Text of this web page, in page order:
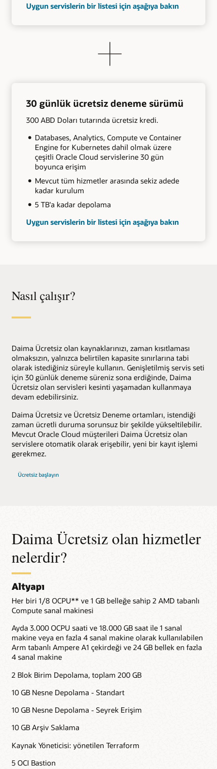
Uygun servislerin bir listesi için aşağıya bakın
30 günlük ücretsiz deneme sürümü
300 ABD Doları tutarında ücretsiz kredi.
Databases, Analytics, Compute ve Container
Engine for Kubernetes dahil olmak üzere
çeşitli Oracle Cloud servislerine 30 gün
boyunca erişim
Mevcut tüm hizmetler arasında sekiz adede
kadar kurulum
5 TB'a kadar depolama
Uygun servislerin bir listesi için aşağıya bakın
Nasıl çalışır?
Daima Ücretsiz olan kaynaklarınızı, zaman kısıtlaması
olmaksızın, yalnızca belirtilen kapasite sınırlarına tabi
olarak istediğiniz süreyle kullanın. Genişletilmiş servis seti
için 30 günlük deneme süreniz sona erdiğinde, Daima
Ücretsiz olan servisleri kesinti yaşamadan kullanmaya
devam edebilirsiniz.
Daima Ücretsiz ve Ücretsiz Deneme ortamları, istendiği
zaman ücretli duruma sorunsuz bir şekilde yükseltilebilir.
Mevcut Oracle Cloud müşterileri Daima Ücretsiz olan
servislere otomatik olarak erişebilir, yeni bir kayıt işlemi
gerekmez.
Ücretsiz başlayın
Daima Ücretsiz olan hizmetler
nelerdir?
Altyapı
Her biri 1/8 OCPU** ve 1 GB belleğe sahip 2 AMD tabanlı
Compute sanal makinesi
Ayda 3.000 OCPU saati ve 18.000 GB saat ile 1 sanal
makine veya en fazla 4 sanal makine olarak kullanılabilen
Arm tabanlı Ampere A1 çekirdeği ve 24 GB bellek en fazla
4 sanal makine
2 Blok Birim Depolama, toplam 200 GB
10 GB Nesne Depolama - Standart
10 GB Nesne Depolama - Seyrek Erişim
10 GB Arşiv Saklama
Kaynak Yöneticisi: yönetilen Terraform
5 OCI Bastion